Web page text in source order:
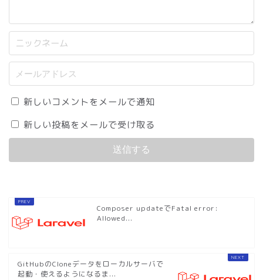
新しいコメントをメールで通知
新しい投稿をメールで受け取る
Composer updateでFatal error:
Allowed...
GitHubのCloneデータをローカルサーバで
起動・使えるようになるま...